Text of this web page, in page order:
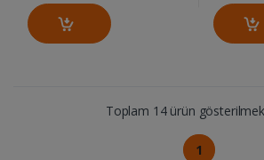
Toplam 14 ürün
1